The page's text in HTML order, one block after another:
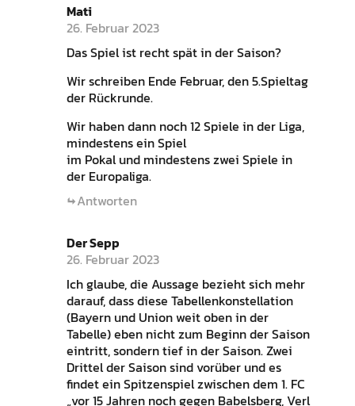
Mati
26. Februar 2023
Das Spiel ist recht spät in der Saison?
Wir schreiben Ende Februar, den 5.Spieltag
der Rückrunde.
Wir haben dann noch 12 Spiele in der Liga,
mindestens ein Spiel
im Pokal und mindestens zwei Spiele in
der Europaliga.
Antworten
Der Sepp
26. Februar 2023
Ich glaube, die Aussage bezieht sich mehr
darauf, dass diese Tabellenkonstellation
(Bayern und Union weit oben in der
Tabelle) eben nicht zum Beginn der Saison
eintritt, sondern tief in der Saison. Zwei
Drittel der Saison sind vorüber und es
findet ein Spitzenspiel zwischen dem 1. FC
„vor 15 Jahren noch gegen Babelsberg, Verl